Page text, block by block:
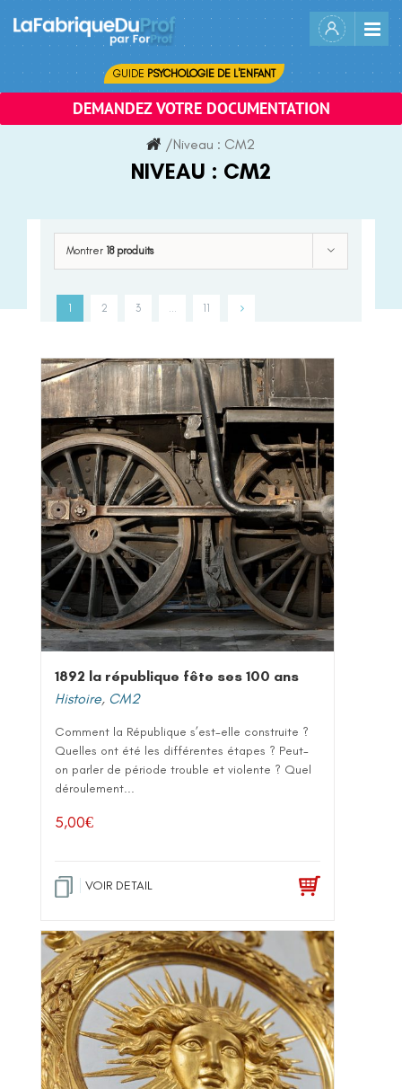
content
GUIDE PSYCHOLOGIE DE L'ENFANT
DEMANDEZ VOTRE DOCUMENTATION
/Niveau : CM2
NIVEAU : CM2
Montrer 18 produits
1 2 3 11
1892 la république fête ses 100 ans
Histoire, CM2
Comment la République s’est-elle construite ?
Quelles ont été les différentes étapes ? Peut-
on parler de période trouble et violente ? Quel
déroulement...
5,00€
VOIR DETAIL